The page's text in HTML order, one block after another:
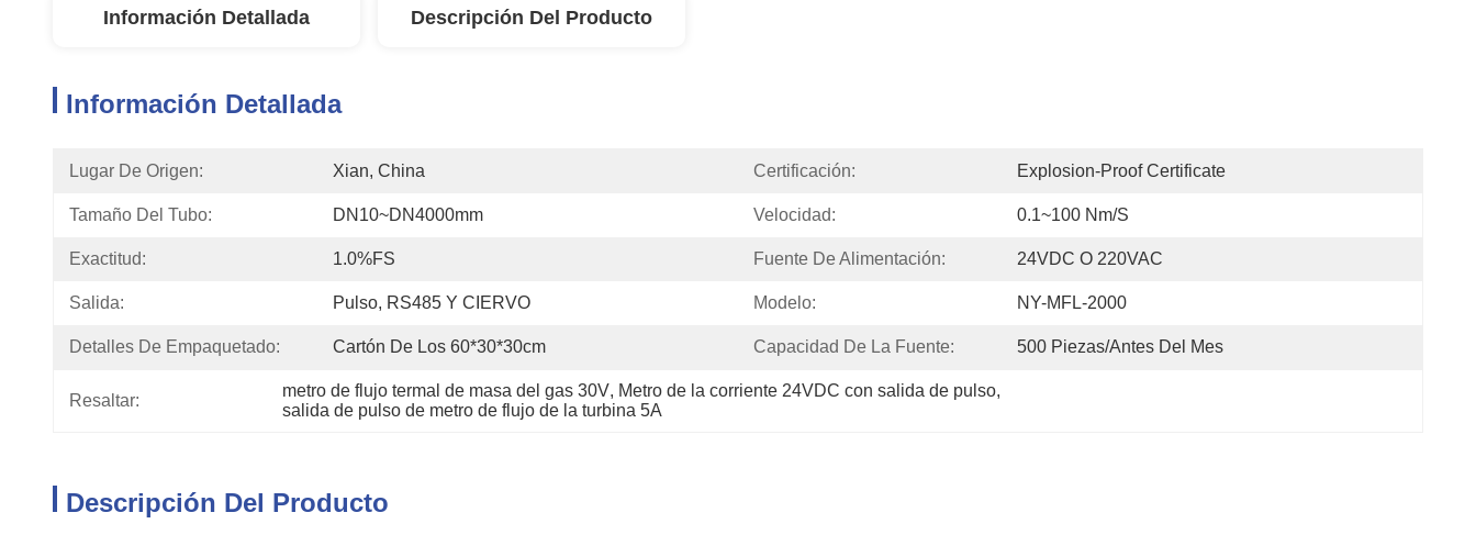
Información Detallada Descripción Del Producto
Información Detallada
Lugar De Origen: Xian, China Certificación: Explosion-Proof Certificate
Tamaño Del Tubo: DN10~DN4000mm Velocidad: 0.1~100 Nm/s
Exactitud: 1.0%FS Fuente De Alimentación: 24VDC O 220VAC
Salida: Pulso, RS485 Y CIERVO Modelo: NY-MFL-2000
Detalles De Empaquetado: Cartón De Los 60*30*30cm Capacidad De La Fuente: 500 Piezas/antes Del Mes
Resaltar:
metro de flujo termal de masa del gas 30V, Metro de la corriente 24VDC con salida de pulso,
salida de pulso de metro de flujo de la turbina 5A
Descripción Del Producto